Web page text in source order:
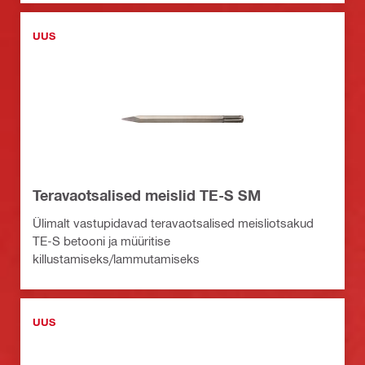
UUS
Teravaotsalised meislid TE-S SM
Ülimalt vastupidavad teravaotsalised meisliotsakud
TE-S betooni ja müüritise
killustamiseks/lammutamiseks
UUS